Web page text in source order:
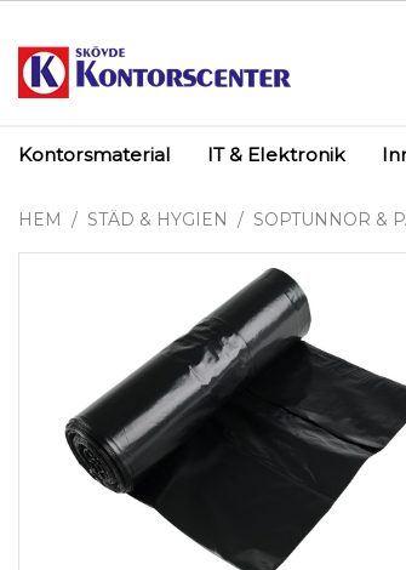
Kontorsmaterial IT & Elektronik
HEM STÄD & HYGIEN SOPTUNNOR &